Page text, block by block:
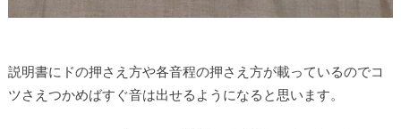
説明書にドの押さえ方や各音程の押さえ方が載っているのでコ
ツさえつかめばすぐ音は出せるようになると思います。